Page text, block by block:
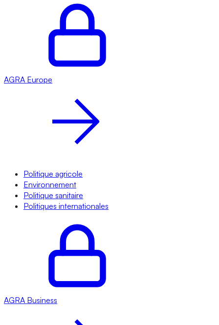
AGRA Europe
Politique agricole
Environnement
Politique sanitaire
Politiques internationales
AGRA Business